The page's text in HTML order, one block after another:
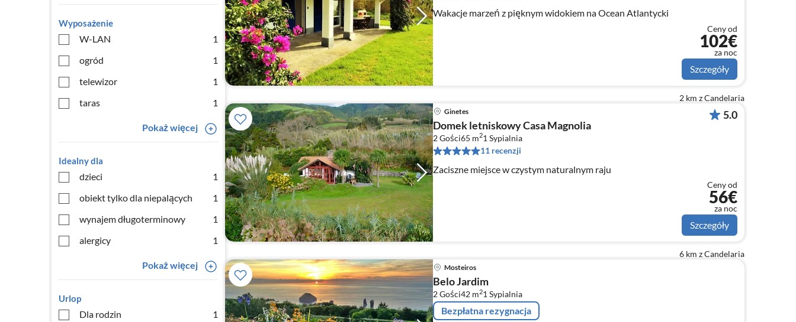
Wyposażenie
W-LAN
1
ogród
1
telewizor
1
taras
1
Pokaż więcej
Idealny dla
dzieci
1
obiekt tylko dla niepalących
1
wynajem długoterminowy
1
alergicy
1
Pokaż więcej
Urlop
Dla rodzin
1
Wakacje marzeń z pięknym widokiem na Ocean Atlantycki
Ceny od
102€
za noc
Szczegóły
2 km z Candelaria
Ginetes
Domek letniskowy Casa Magnolia
2 Gości65 m21 Sypialnia
11 recenzji
Zaciszne miejsce w czystym naturalnym raju
5.0
Ceny od
56€
za noc
Szczegóły
6 km z Candelaria
Mosteiros
Belo Jardim
2 Gości42 m21 Sypialnia
Bezpłatna rezygnacja